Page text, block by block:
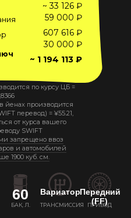
БАК, Л.
60
ТРАНСМИССИЯ
Вариатор
ПРИВОД
Передний
(FF)
~ 33 126 ₽
59 000 ₽
607 616 ₽
30 000 ₽
~ 1 194 113 ₽
по курсу ЦБ =
йенах производится
перевод) = ¥55.21,
от курса вашего
SWIFT
запрещено ввоз
и автомобилей
1900 куб. см.